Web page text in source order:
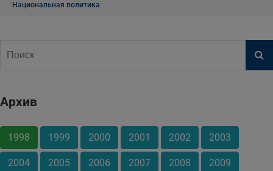
Национальная политика
Архив
1998 1999 2000 2001 2002 2003
2004 2005 2006 2007 2008 2009